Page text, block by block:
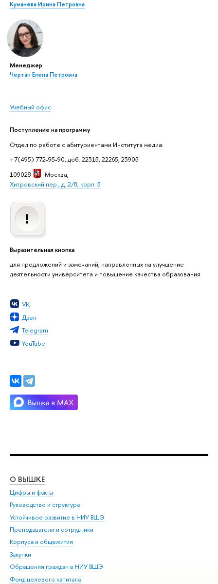
Куманева Ирина Петровна
Менеджер
Чертан Елена Петровна
Учебный офис
Поступление на программу
Отдел по работе с абитуриентами Института медиа:
+7(495) 772-95-90, доб. 22315, 22265, 23905
109028
Москва,
Хитровский пер., д. 2/8, корп. 5
Выразительная кнопка
для предложений и замечаний, направленных на улучшение
деятельности университета и повышение качества образования
VK
Дзен
Telegram
YouTube
О ВЫШКЕ
Цифры и факты
Руководство и структура
Устойчивое развитие в НИУ ВШЭ
Преподаватели и сотрудники
Корпуса и общежития
Закупки
Обращения граждан в НИУ ВШЭ
Фонд целевого капитала